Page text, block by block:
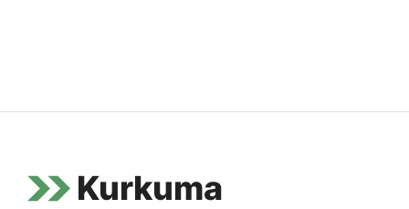
Kurkuma